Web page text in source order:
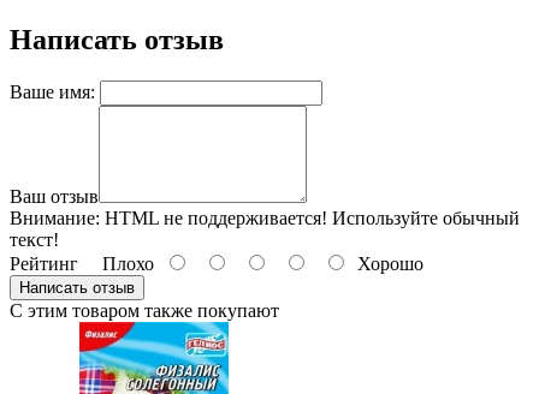
Написать отзыв
Ваше имя:
Ваш отзыв
Внимание: HTML не поддерживается! Используйте обычный
текст!
Рейтинг Плохо Хорошо
Написать отзыв
С этим товаром также покупают